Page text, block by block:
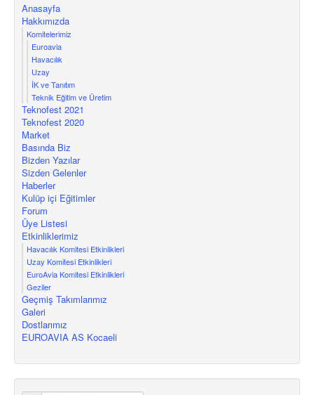
Anasayfa
Hakkımızda
Komitelerimiz
Euroavia
Havacılık
Uzay
İK ve Tanıtım
Teknik Eğitim ve Üretim
Teknofest 2021
Teknofest 2020
Market
Basında Biz
Bizden Yazılar
Sizden Gelenler
Haberler
Kulüp içi Eğitimler
Forum
Üye Listesi
Etkinliklerimiz
Havacılık Komitesi Etkinlikleri
Uzay Komitesi Etkinlikleri
EuroAvia Komitesi Etkinlikleri
Geziler
Geçmiş Takımlarımız
Galeri
Dostlarımız
EUROAVIA AS Kocaeli